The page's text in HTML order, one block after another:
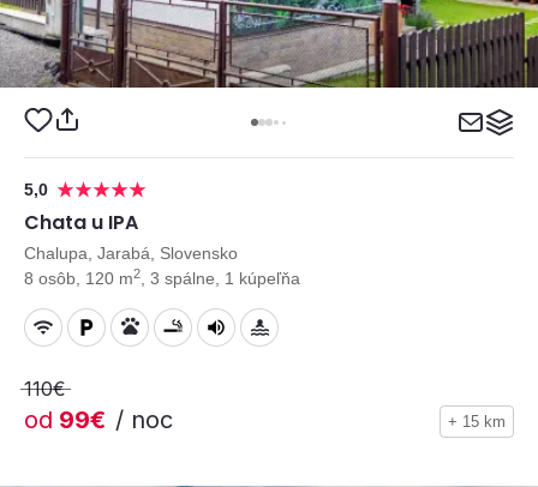
5,0
Chata u IPA
Chalupa, Jarabá, Slovensko
8 osôb, 120 m2 , 3 spálne, 1 kúpeľňa
110€
od 99€ / noc + 15 km